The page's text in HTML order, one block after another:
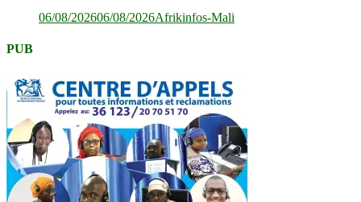
06/08/202606/08/2026Afrikinfos-Mali
PUB